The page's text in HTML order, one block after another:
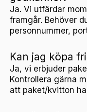
Ja. Vi utfärdar
framgår. Behöver
personnummer,
Kan jag köpa
Ja, vi erbjuder
Kontrollera gärna
att paket/kvitton